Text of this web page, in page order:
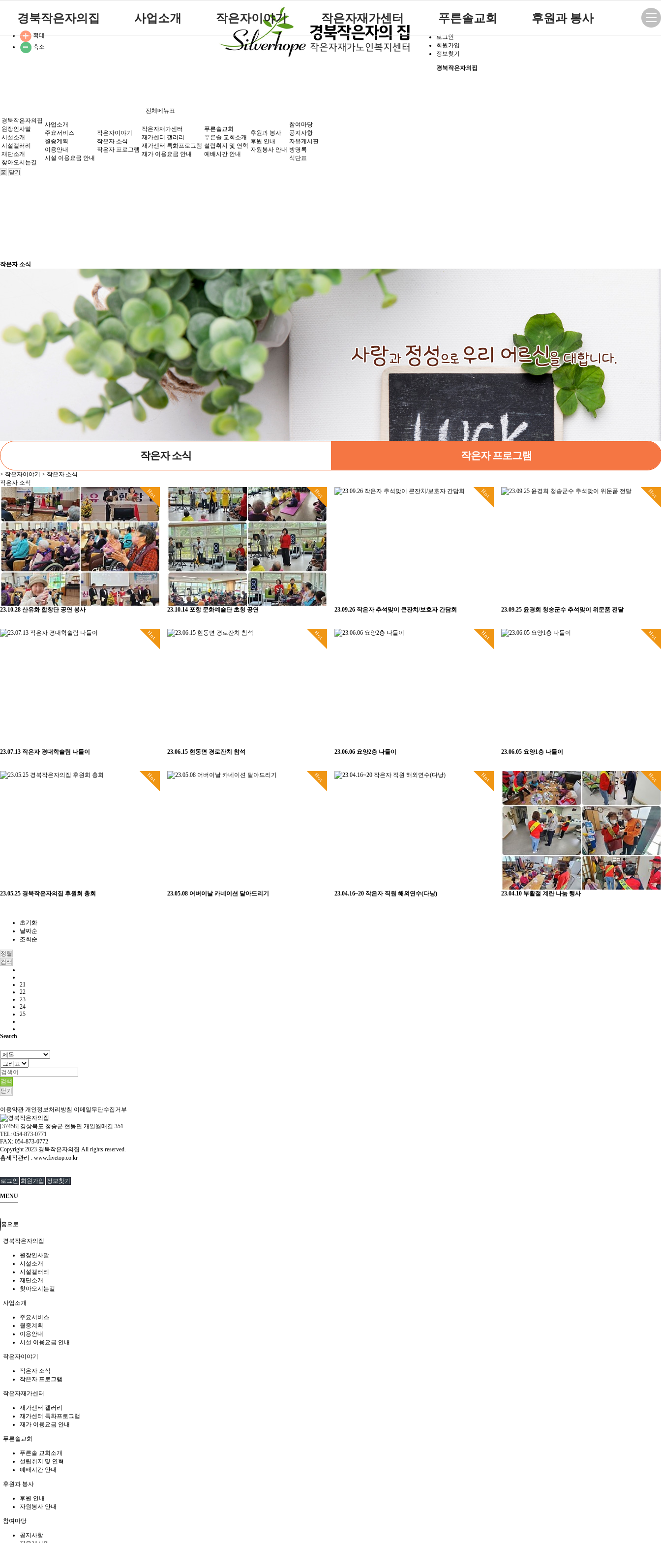
확대
축소
로그인
회원가입
정보찾기
경북작은자의집
경북작은자의집
원장인사말
사업소개 작은자이야기
작은자 소식
작은자재가센터
재가센터 갤러리
푸른솔교회
푸른솔 교회소개
설립취지 및 연혁
후원과 봉사
공지사항
전체메뉴표
경북작은자의집
원장인사말
시설소개
시설갤러리
재단소개
찾아오시는길
사업소개
주요서비스
월중계획
이용안내
시설 이용요금 안내
작은자이야기
작은자 소식
작은자 프로그램
작은자재가센터
재가센터 갤러리
재가센터 특화프로그램
재가 이용요금 안내
푸른솔교회
푸른솔 교회소개
설립취지 및 연혁
예배시간 안내
후원과 봉사
후원 안내
자원봉사 안내
참여마당
공지사항
자유게시판
방명록
식단표
홈 닫기
작은자 소식
작은자 소식 작은자 프로그램
> 작은자이야기 > 작은자 소식
작은자 소식
Hot
23.10.28 산유화 합창단 공연 봉사
Hot
23.10.14 포항 문화예술단 초청 공연
Hot
23.09.26 작은자 추석맞이 큰잔치/보호자 간담회
Hot
23.09.25 윤경희 청송군수 추석맞이 위문품 전달
Hot
23.07.13 작은자 경대학술림 나들이
Hot
23.06.15 현동면 경로잔치 참석
Hot
23.06.06 요양2층 나들이
Hot
23.06.05 요양1층 나들이
Hot
23.05.25 경북작은자의집 후원회 총회
Hot
23.05.08 어버이날 카네이션 달아드리기
Hot
23.04.16~20 작은자 직원 해외연수(다낭)
Hot
23.04.10 부활절 계란 나눔 행사
초기화
날짜순
조회순
정렬
검색
21
22
23
24
25
Search
검색
닫기
이용약관 개인정보처리방침 이메일무단수집거부
[37458] 경상북도 청송군 현동면 개일월매길 351
TEL: 054-873-0771
FAX: 054-873-0772
Copyright2023 경북작은자의집 All rights reserved.
홈제작관리 : www.fivetop.co.kr
로그인 회원가입 정보찾기
MENU
홈으로
경북작은자의집
원장인사말
시설소개
시설갤러리
재단소개
찾아오시는길
사업소개
주요서비스
월중계획
이용안내
시설 이용요금 안내
작은자이야기
작은자 소식
작은자 프로그램
작은자재가센터
재가센터 갤러리
재가센터 특화프로그램
재가 이용요금 안내
푸른솔교회
푸른솔 교회소개
설립취지 및 연혁
예배시간 안내
후원과 봉사
후원 안내
자원봉사 안내
참여마당
공지사항